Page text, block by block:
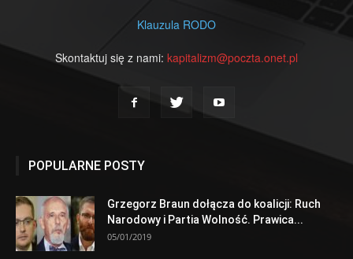
Klauzula RODO
Skontaktuj się z nami: kapitalizm@poczta.onet.pl
POPULARNE POSTY
Grzegorz Braun dołącza do koalicji: Ruch
Narodowy i Partia Wolność. Prawica...
05/01/2019